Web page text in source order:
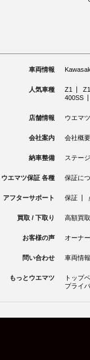
車両情報
人気車種 Z1
400SS
店舗情報 ウエマ
会社案内 会社概要
納車整備 ステー
ウエマツ保証 各種 保証に
アフターサポート 保証
買取 / 下取り 高額買取
お客様の声 オーナ
問い合わせ 車両情報
もっとウエマツ トップ
プライ